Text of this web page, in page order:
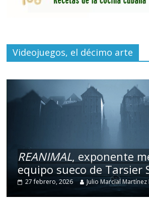
Videojuegos, el décimo arte
REANIMAL, exponente
equipo sueco de Tarsier
27 febrero, 2026 Julio Marcial